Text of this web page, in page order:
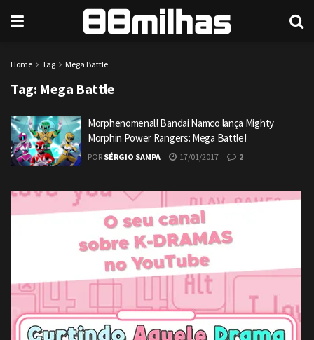
Home Tag Mega Battle
Tag: Mega Battle
Morphenomenal! Bandai Namco lança Mighty
Morphin Power Rangers: Mega Battle!
POR SÉRGIO SAMPA 17/01/2017 2